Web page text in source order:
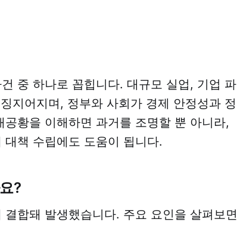
중 하나로 꼽힙니다. 대규모 실업, 기업 파
지어지며, 정부와 사회가 경제 안정성과 정
황을 이해하면 과거를 조명할 뿐 아니라,
책 수립에도 도움이 됩니다.
?
합돼 발생했습니다. 주요 요인을 살펴보면